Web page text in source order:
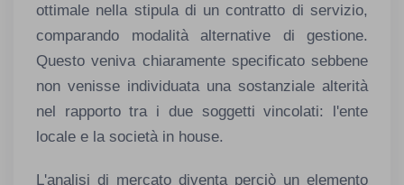
ottimale nella stipula di un contratto di servizio,
comparando modalità alternative di gestione.
Questo veniva chiaramente specificato sebbene
non venisse individuata una sostanziale alterità
nel rapporto tra i due soggetti vincolati: l'ente
locale e la società in house.
L'analisi di mercato diventa perciò un elemento